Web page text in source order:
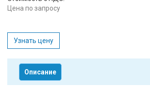
Цена по запросу
Узнать цену
Описание